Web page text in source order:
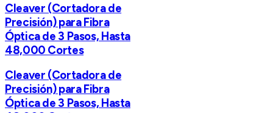
Cleaver (Cortadora de
Precisión) para Fibra
Óptica de 3 Pasos, Hasta
48,000 Cortes
Cleaver (Cortadora de
Precisión) para Fibra
Óptica de 3 Pasos, Hasta